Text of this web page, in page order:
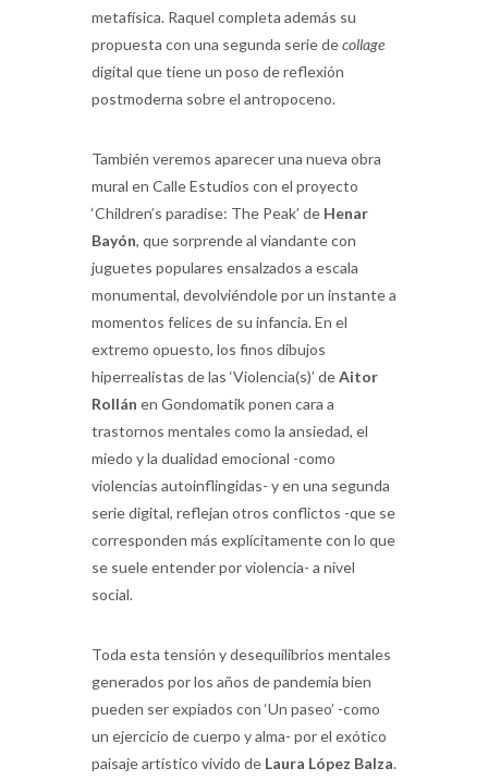
metafísica. Raquel completa además su
propuesta con una segunda serie decollage
digital que tiene un poso de reflexión
postmoderna sobre el antropoceno.
También veremos aparecer una nueva obra
mural en Calle Estudios con el proyecto
‘Children’s paradise: The Peak’ de Henar
Bayón, que sorprende al viandante con
juguetes populares ensalzados a escala
monumental, devolviéndole por un instante a
momentos felices de su infancia. En el
extremo opuesto, los finos dibujos
hiperrealistas de las ‘Violencia(s)’ deAitor
Rollán en Gondomatik ponen cara a
trastornos mentales como la ansiedad, el
miedo y la dualidad emocional -como
violencias autoinflingidas- y en una segunda
serie digital, reflejan otros conflictos -que se
corresponden más explícitamente con lo que
se suele entender por violencia- a nivel
social.
Toda esta tensión y desequilibrios mentales
generados por los años de pandemia bien
pueden ser expiados con ‘Un paseo’ -como
un ejercicio de cuerpo y alma- por el exótico
paisaje artístico vivido de Laura López Balza.